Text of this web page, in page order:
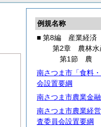
例規名称
■ 第8編 産業経済
第2章 農林水
第1節 農
南さつま市「食料
会設置要綱
南さつま市農業金
南さつま市農業経
査委員会設置要綱